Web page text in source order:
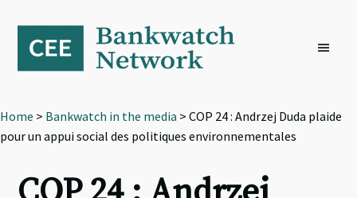
primary
navigation
content
footer
Home > Bankwatch in the media > COP 24 : Andrzej Duda plaide
pour un appui social des politiques environnementales